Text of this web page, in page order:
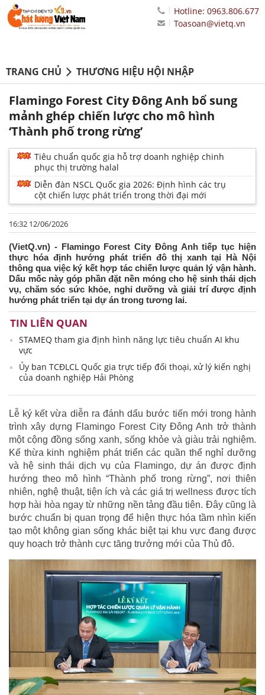
Hotline: 0963.806.677
Toasoan@vietq.vn
TRANG CHỦ THƯƠNG HIỆU HỘI NHẬP
Flamingo Forest City Đông Anh bổ sung
mảnh ghép chiến lược cho mô hình
‘Thành phố trong rừng’
Tiêu chuẩn quốc gia hỗ trợ doanh nghiệp chinh
phục thị trường halal
Diễn đàn NSCL Quốc gia 2026: Định hình các trụ
cột chiến lược phát triển trong thời đại mới
16:32 12/06/2026
(VietQ.vn) - Flamingo Forest City Đông Anh tiếp tục hiện
thực hóa định hướng phát triển đô thị xanh tại Hà Nội
thông qua việc ký kết hợp tác chiến lược quản lý vận hành.
Dấu mốc này góp phần đặt nền móng cho hệ sinh thái dịch
vụ, chăm sóc sức khỏe, nghỉ dưỡng và giải trí được định
hướng phát triển tại dự án trong tương lai.
TIN LIÊN QUAN
STAMEQ tham gia định hình năng lực tiêu chuẩn AI khu
vực
Ủy ban TCĐLCL Quốc gia trực tiếp đối thoại, xử lý kiến nghị
của doanh nghiệp Hải Phòng
Lễ ký kết vừa diễn ra đánh dấu bước tiến mới trong hành
trình xây dựng Flamingo Forest City Đông Anh trở thành
một cộng đồng sống xanh, sống khỏe và giàu trải nghiệm.
Kế thừa kinh nghiệm phát triển các quần thể nghỉ dưỡng
và hệ sinh thái dịch vụ của Flamingo, dự án được định
hướng theo mô hình “Thành phố trong rừng”, nơi thiên
nhiên, nghệ thuật, tiện ích và các giá trị wellness được tích
hợp hài hòa ngay từ những nền tảng đầu tiên. Đây cũng là
bước chuẩn bị quan trọng để hiện thực hóa tầm nhìn kiến
tạo một không gian sống khác biệt tại khu vực đang được
quy hoạch trở thành cực tăng trưởng mới của Thủ đô.